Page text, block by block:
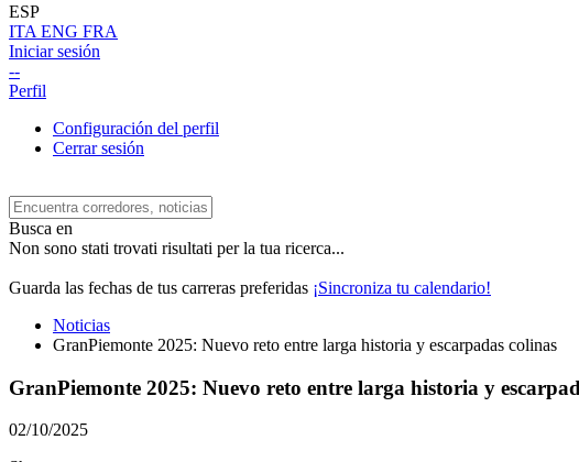
ESP
ITA ENG FRA
Iniciar sesión
--
Perfil
Configuración del perfil
Cerrar sesión
Busca en
Non sono stati trovati risultati per la tua ricerca...
Guarda las fechas de tus carreras preferidas ¡Sincroniza tu calendario!
Noticias
GranPiemonte 2025: Nuevo reto entre larga historia y escarpadas colinas
GranPiemonte 2025: Nuevo reto entre larga historia y
02/10/2025